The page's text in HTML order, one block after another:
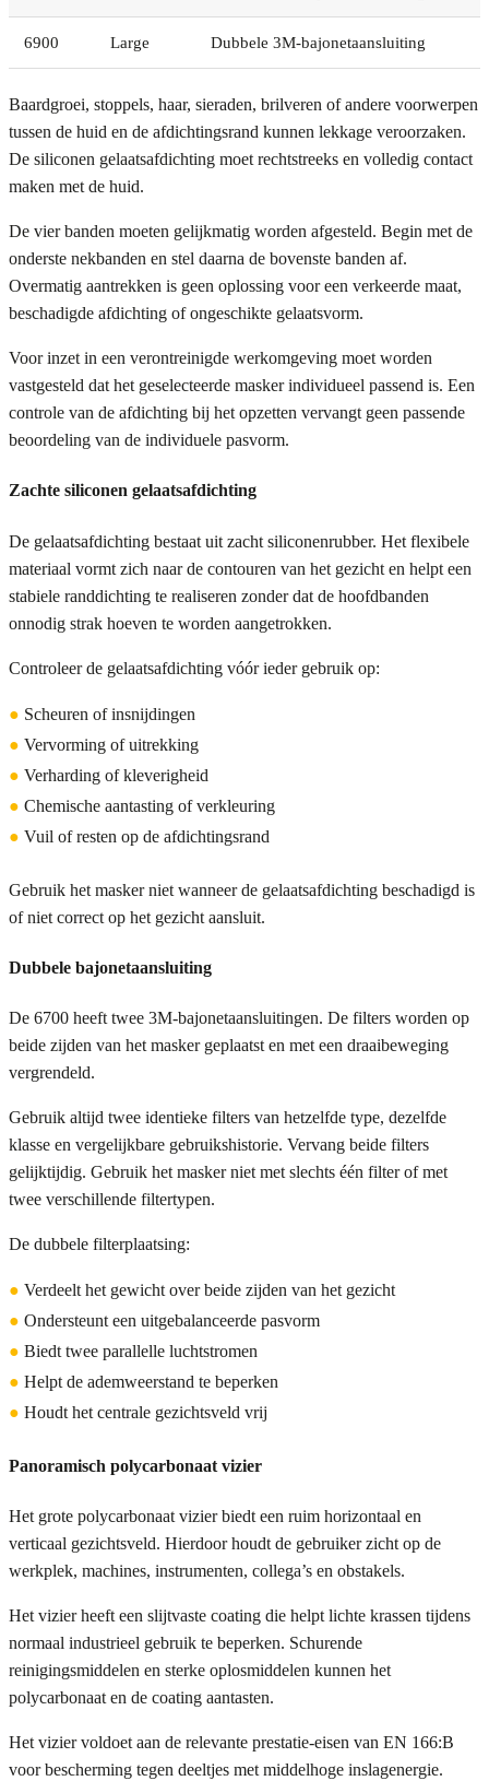
6900 Large Dubbele 3M-bajonetaansluiting
Baardgroei, stoppels, haar, sieraden, brilveren of andere voorwerpen
tussen de huid en de afdichtingsrand kunnen lekkage veroorzaken.
De siliconen gelaatsafdichting moet rechtstreeks en volledig contact
maken met de huid.
De vier banden moeten gelijkmatig worden afgesteld. Begin met de
onderste nekbanden en stel daarna de bovenste banden af.
Overmatig aantrekken is geen oplossing voor een verkeerde maat,
beschadigde afdichting of ongeschikte gelaatsvorm.
Voor inzet in een verontreinigde werkomgeving moet worden
vastgesteld dat het geselecteerde masker individueel passend is. Een
controle van de afdichting bij het opzetten vervangt geen passende
beoordeling van de individuele pasvorm.
Zachte siliconen gelaatsafdichting
De gelaatsafdichting bestaat uit zacht siliconenrubber. Het flexibele
materiaal vormt zich naar de contouren van het gezicht en helpt een
stabiele randdichting te realiseren zonder dat de hoofdbanden
onnodig strak hoeven te worden aangetrokken.
Controleer de gelaatsafdichting vóór ieder gebruik op:
● Scheuren of insnijdingen
● Vervorming of uitrekking
● Verharding of kleverigheid
● Chemische aantasting of verkleuring
● Vuil of resten op de afdichtingsrand
Gebruik het masker niet wanneer de gelaatsafdichting beschadigd is
of niet correct op het gezicht aansluit.
Dubbele bajonetaansluiting
De 6700 heeft twee 3M-bajonetaansluitingen. De filters worden op
beide zijden van het masker geplaatst en met een draaibeweging
vergrendeld.
Gebruik altijd twee identieke filters van hetzelfde type, dezelfde
klasse en vergelijkbare gebruikshistorie. Vervang beide filters
gelijktijdig. Gebruik het masker niet met slechts één filter of met
twee verschillende filtertypen.
De dubbele filterplaatsing:
● Verdeelt het gewicht over beide zijden van het gezicht
● Ondersteunt een uitgebalanceerde pasvorm
● Biedt twee parallelle luchtstromen
● Helpt de ademweerstand te beperken
● Houdt het centrale gezichtsveld vrij
Panoramisch polycarbonaat vizier
Het grote polycarbonaat vizier biedt een ruim horizontaal en
verticaal gezichtsveld. Hierdoor houdt de gebruiker zicht op de
werkplek, machines, instrumenten, collega’s en obstakels.
Het vizier heeft een slijtvaste coating die helpt lichte krassen tijdens
normaal industrieel gebruik te beperken. Schurende
reinigingsmiddelen en sterke oplosmiddelen kunnen het
polycarbonaat en de coating aantasten.
Het vizier voldoet aan de relevante prestatie-eisen van EN 166:B
voor bescherming tegen deeltjes met middelhoge inslagenergie.